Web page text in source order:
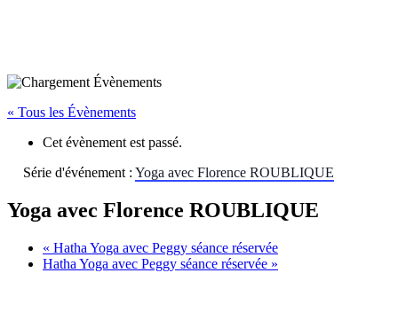
« Tous les Évènements
Cet évènement est passé.
Série d'événement : Yoga avec Florence ROUBLIQUE
Yoga avec Florence ROUBLIQUE
« Hatha Yoga avec Peggy séance réservée
Hatha Yoga avec Peggy séance réservée »